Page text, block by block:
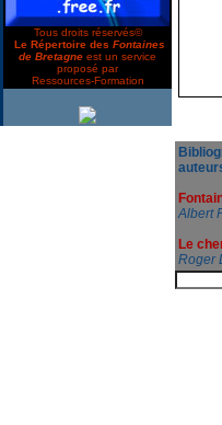
Tous droits réservés©
Le Répertoire des Fontaines
de Bretagne est un service
proposé par
Ressources-Formation
Albert
Le
Roger